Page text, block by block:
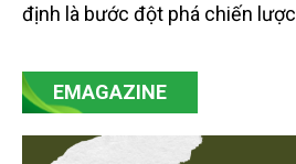
định là bước đột phá chiến
mạnh mẽ, thúc đẩy quá trình
minh bạch hóa chuỗi cung ứng
then chốt là nông nghiệp và
EMAGAZINE